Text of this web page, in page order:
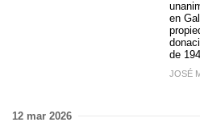
en
de
JOSÉ
12 mar 2026